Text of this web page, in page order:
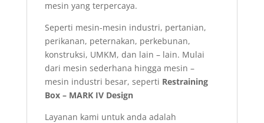
mesin yang terpercaya.
Seperti mesin-mesin industri, pertanian,
perikanan, peternakan, perkebunan,
konstruksi, UMKM, dan lain – lain. Mulai
dari mesin sederhana hingga mesin –
mesin industri besar, seperti Restraining
Box – MARK IV Design
Layanan kami untuk anda adalah